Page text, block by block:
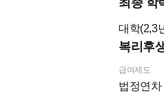
최종 학
대학(2,3
복리후
급여제도
법정연차